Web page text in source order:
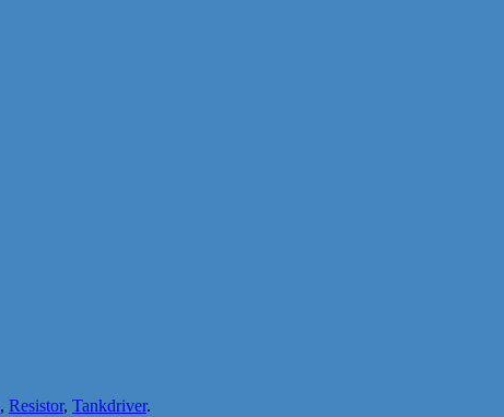
, Resistor, Tankdriver.